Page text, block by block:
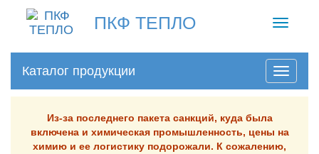
ПКФ ТЕПЛО
Toggle
Каталог продукции
Из-за последнего пакета санкций, куда была
включена и химическая промышленность, цены на
химию и ее логистику подорожали. К сожалению,